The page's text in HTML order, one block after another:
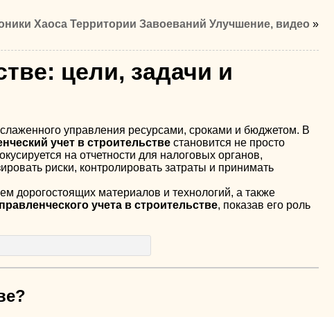
Хаоса Территории Завоеваний Улучшение, видео »
цели, задачи и
управления ресурсами, сроками и бюджетом. В
учет в строительствестановится не просто
на отчетности для налоговых органов,
риски, контролировать затраты и принимать
дорогостоящих материалов и технологий, а также
учета в строительстве, показав его роль